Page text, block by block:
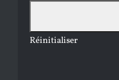
Réinitialiser